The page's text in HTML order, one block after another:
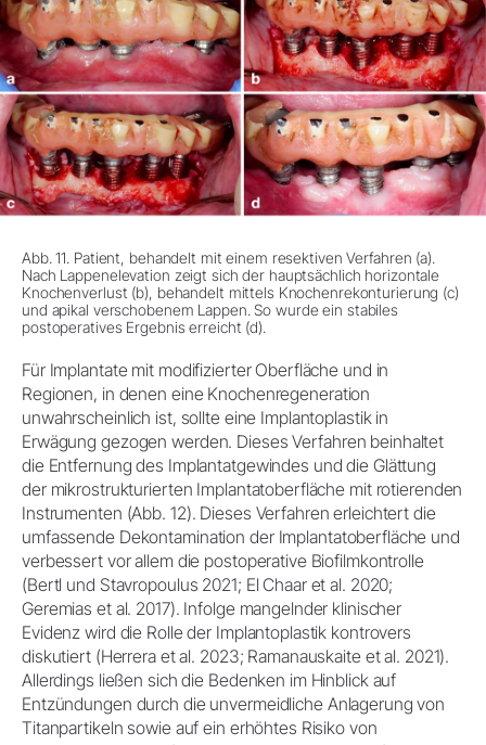
Abb. 11. Patient, behandelt mit einem resektiven Verfahren (a).
Nach Lappenelevation zeigt sich der hauptsächlich horizontale
Knochenverlust (b), behandelt mittels Knochenrekonturierung (c)
und apikal verschobenem Lappen. So wurde ein stabiles
postoperatives Ergebnis erreicht (d).
Für Implantate mit modifizierter Oberfläche und in
Regionen, in denen eine Knochenregeneration
unwahrscheinlich ist, sollte eine Implantoplastik in
Erwägung gezogen werden. Dieses Verfahren beinhaltet
die Entfernung des Implantatgewindes und die Glättung
der mikrostrukturierten Implantatoberfläche mit rotierenden
Instrumenten (Abb. 12). Dieses Verfahren erleichtert die
umfassende Dekontamination der Implantatoberfläche und
verbessert vor allem die postoperative Biofilmkontrolle
(Bertl und Stavropoulus 2021; El Chaar et al. 2020;
Geremias et al. 2017). Infolge mangelnder klinischer
Evidenz wird die Rolle der Implantoplastik kontrovers
diskutiert (Herrera et al. 2023; Ramanauskaite et al. 2021).
Allerdings ließen sich die Bedenken im Hinblick auf
Entzündungen durch die unvermeidliche Anlagerung von
Titanpartikeln sowie auf ein erhöhtes Risiko von